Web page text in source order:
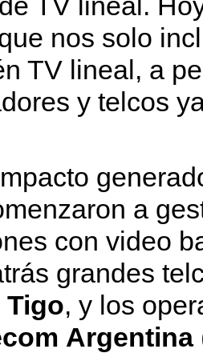
nos solo
TV lineal, a
y telcos
a
con video
grandes
Tigo, y los
Argentina